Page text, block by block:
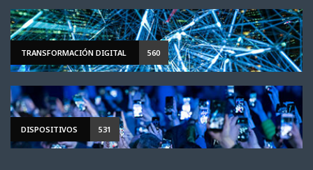
TRANSFORMACIÓN DIGITAL 560
DISPOSITIVOS 531